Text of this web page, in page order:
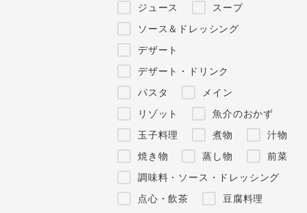
ジュース
スープ
ソース＆ドレッシング
デザート
デザート・ドリンク
パスタ
メイン
リゾット
魚介のおかず
玉子料理
煮物
汁物
焼き物
蒸し物
前菜
調味料・ソース・ドレッシング
点心・飲茶
豆腐料理